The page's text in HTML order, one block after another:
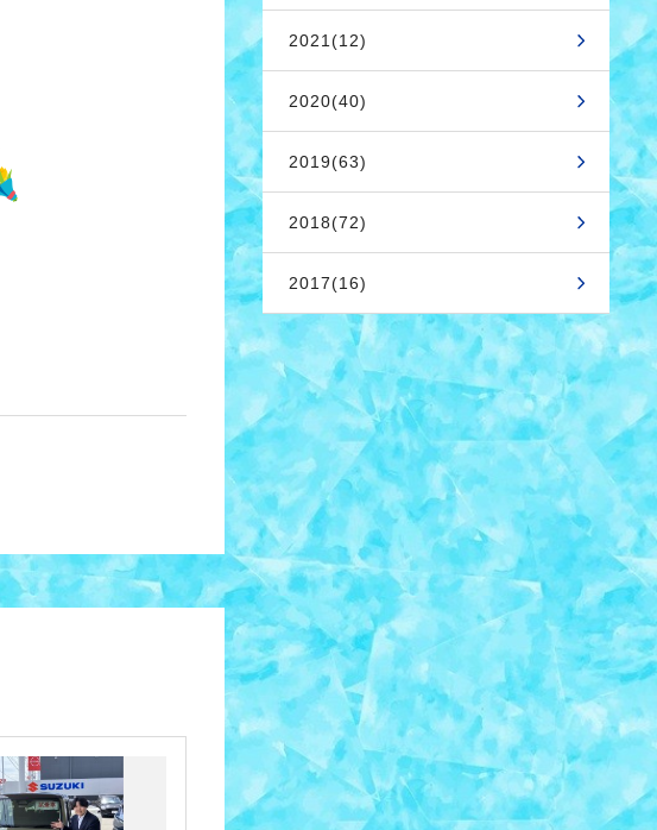
2021(12)
2020(40)
2019(63)
2018(72)
2017(16)